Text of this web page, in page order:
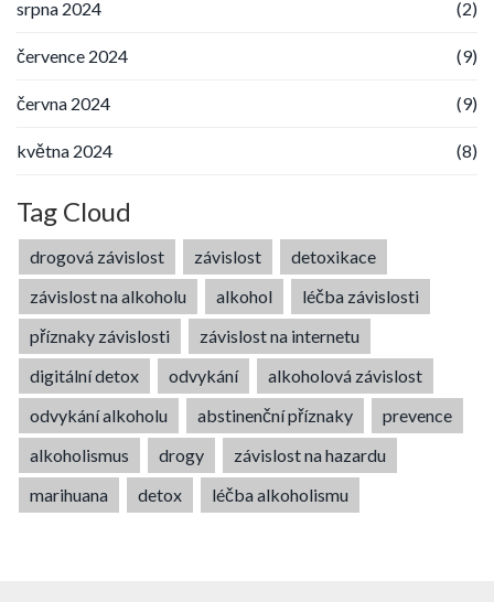
srpna 2024 (2)
července 2024 (9)
června 2024 (9)
května 2024 (8)
Tag Cloud
drogová závislost závislost
detoxikace
závislost na alkoholu
alkohol
léčba závislosti
příznaky závislosti
závislost na internetu
digitální detox
odvykání
alkoholová závislost
odvykání alkoholu
abstinenční příznaky
prevence
alkoholismus
drogy
závislost na hazardu
marihuana
detox léčba alkoholismu